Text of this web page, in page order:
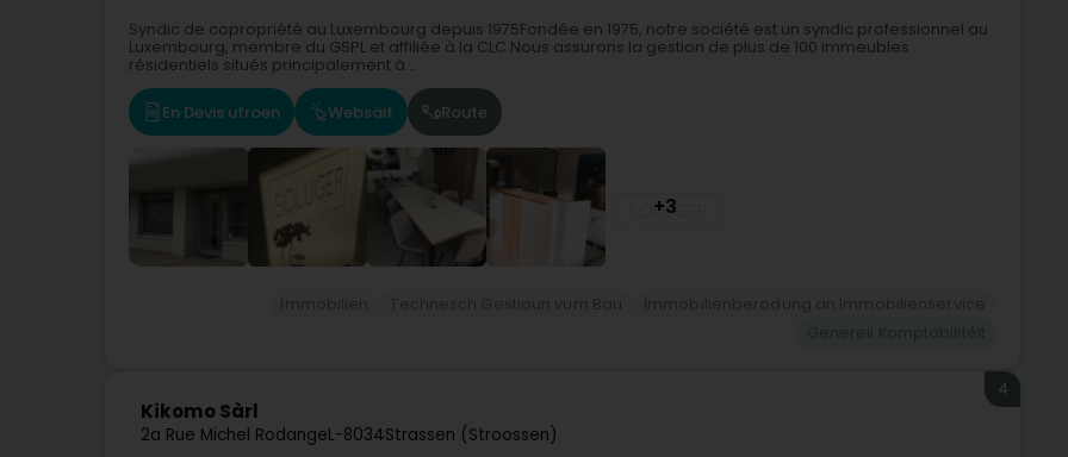
Syndic de copropriété au Luxembourg depuis 1975Fondée en 1975, notre société est un syndic professionnel au
Luxembourg, membre du GSPL et affiliée à la CLC.Nous assurons la gestion de plus de 100 immeubles
résidentiels situés principalement à...
En Devis ufroen Websäit Route
+3
Kikomo Sàrl
2a Rue Michel RodangeL-8034Strassen (Stroossen)
4